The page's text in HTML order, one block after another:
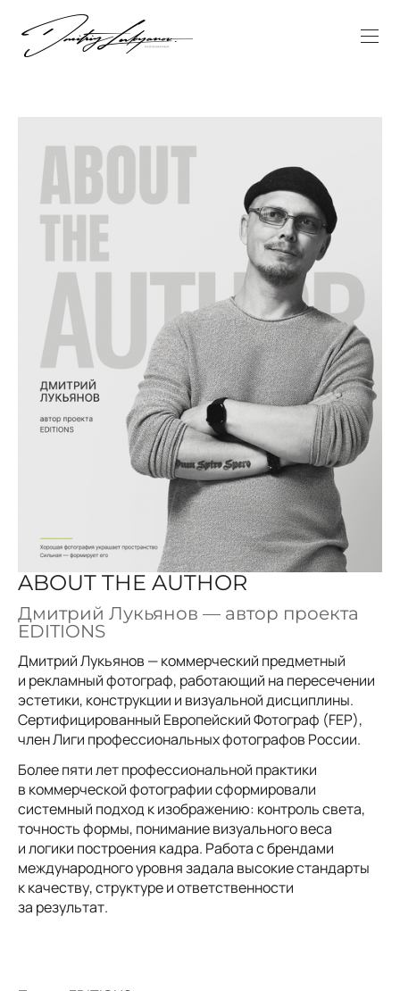
ABOUT THE AUTHOR
Дмитрий Лукьянов — автор проекта
EDITIONS
Дмитрий Лукьянов — коммерческий предметный
и рекламный фотограф, работающий на пересечении
эстетики, конструкции и визуальной дисциплины.
Сертифицированный Европейский Фотограф (FEP),
член Лиги профессиональных фотографов России.
Более пяти лет профессиональной практики
в коммерческой фотографии сформировали
системный подход к изображению: контроль света,
точность формы, понимание визуального веса
и логики построения кадра. Работа с брендами
международного уровня задала высокие стандарты
к качеству, структуре и ответственности
за результат.